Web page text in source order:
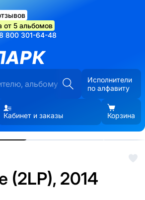
от 5 альбомов
800 301-64-48
Исполнители
по алфавиту
Кабинет и заказы Корзина
(2LP), 2014